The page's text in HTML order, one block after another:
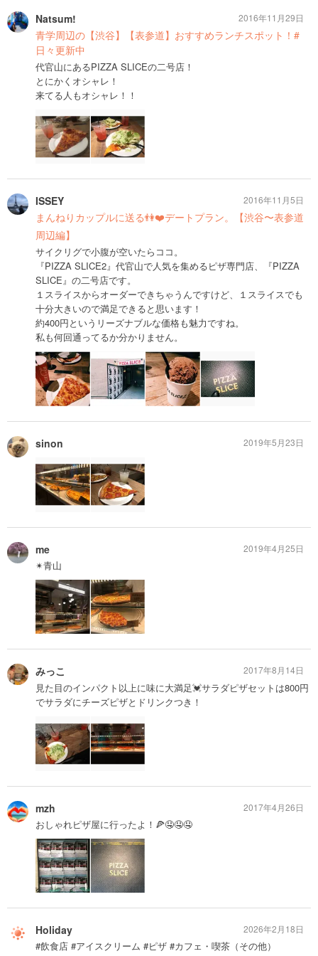
Natsum!
青学周辺の【渋谷】【表参道】おすすめランチスポット！#
日々更新中
代官山にあるPIZZA SLICEの二号店！
とにかくオシャレ！
来てる人もオシャレ！！
2016年11月29日
ISSEY
まんねりカップルに送る👫❤️デートプラン。【渋谷〜表参道
周辺編】
サイクリグで小腹が空いたらココ。
『PIZZA SLICE2』代官山で人気を集めるピザ専門店、『PIZZA
SLICE』の二号店です。
１スライスからオーダーできちゃうんですけど、１スライスでも
十分大きいので満足できると思います！
約400円というリーズナブルな価格も魅力ですね。
私も何回通ってるか分かりません。
2016年11月5日
sinon 2019年5月23日
me
✴︎青山
2019年4月25日
みっこ
見た目のインパクト以上に味に大満足💓サラダピザセットは800円
でサラダにチーズピザとドリンクつき！
2017年8月14日
mzh
おしゃれピザ屋に行ったよ！🍕🤤🤤🤤
2017年4月26日
Holiday
#飲食店 #アイスクリーム #ピザ #カフェ・喫茶（その他）
2026年2月18日